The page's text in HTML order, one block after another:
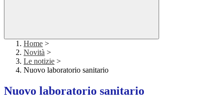
Home >
Novità >
Le notizie >
Nuovo laboratorio sanitario
Nuovo laboratorio sanitario